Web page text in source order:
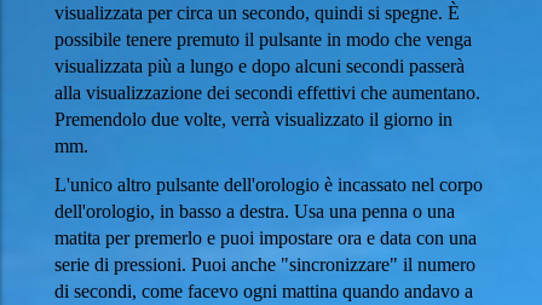
visualizzata per circa un secondo, quindi si spegne. È
possibile tenere premuto il pulsante in modo che venga
visualizzata più a lungo e dopo alcuni secondi passerà
alla visualizzazione dei secondi effettivi che aumentano.
Premendolo due volte, verrà visualizzato il giorno in
mm.
L'unico altro pulsante dell'orologio è incassato nel corpo
dell'orologio, in basso a destra. Usa una penna o una
matita per premerlo e puoi impostare ora e data con una
serie di pressioni. Puoi anche "sincronizzare" il numero
di secondi, come facevo ogni mattina quando andavo a